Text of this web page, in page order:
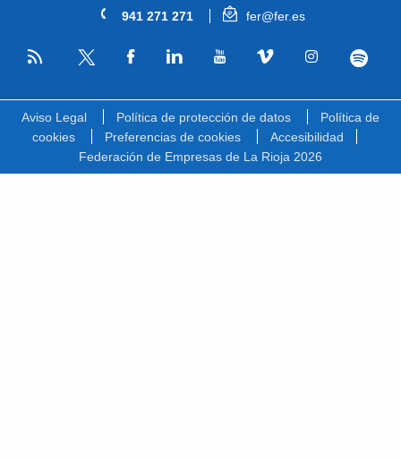
941 271 271 fer@fer.es
RSS
Aviso Legal Política de protección de datos
Política de
cookies
Preferencias de cookies
Accesibilidad
Federación de Empresas de La Rioja 2026